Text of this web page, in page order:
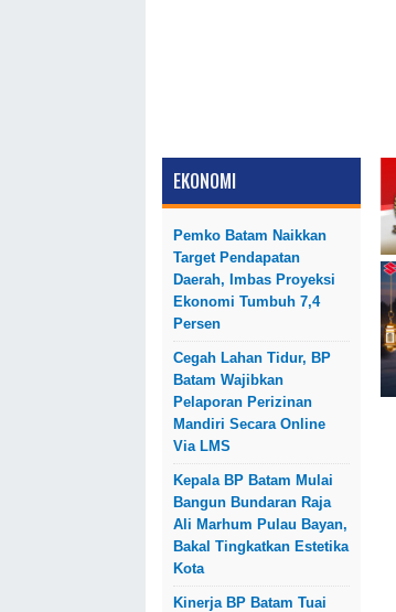
EKONOMI
Pemko Batam Naikkan
Target Pendapatan
Daerah, Imbas Proyeksi
Ekonomi Tumbuh 7,4
Persen
Cegah Lahan Tidur, BP
Batam Wajibkan
Pelaporan Perizinan
Mandiri Secara Online
Via LMS
Kepala BP Batam Mulai
Bangun Bundaran Raja
Ali Marhum Pulau Bayan,
Bakal Tingkatkan Estetika
Kota
Kinerja BP Batam Tuai